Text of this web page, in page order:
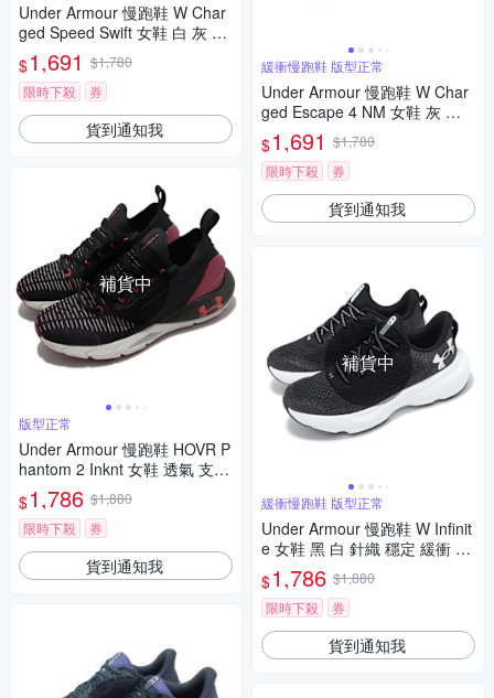
Under Armour 慢跑鞋 W Char
ged Speed Swift 女鞋 白 灰 緩
震 透氣 運動鞋 UA 302700610
2
$1,691 $1,780
限時下殺
券
貨到通知我
補貨中
版型正常
Under Armour 慢跑鞋 HOVR P
hantom 2 Inknt 女鞋 透氣 支撐
包覆 黑 紅 運動鞋 UA 3024155
006
$1,786 $1,880
限時下殺
券
貨到通知我
緩衝慢跑鞋 版型正常
Under Armour 慢跑鞋 W Char
ged Escape 4 NM 女鞋 灰 白
雙層中底 緩衝 運動鞋 UA 3028
235100
$1,691 $1,780
限時下殺
券
貨到通知我
補貨中
緩衝慢跑鞋 版型正常
Under Armour 慢跑鞋 W Infinit
e 女鞋 黑 白 針織 穩定 緩衝 運
動鞋 UA 3027524001
$1,786 $1,880
限時下殺
券
貨到通知我